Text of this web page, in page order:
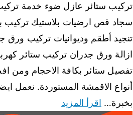
تركيب ستائر عازل ضوء خدمة
سجاد قص ارضيات بلاستيك تركيب
تنجيد أطقم وديوانيات تركيب ورق
ازالة ورق جدران تركيب ستائر
تفصيل ستائر بكافة الاحجام ومن
أنواع الاقمشة المستوردة. نعمل
بخبرة… اقرأ المزيد